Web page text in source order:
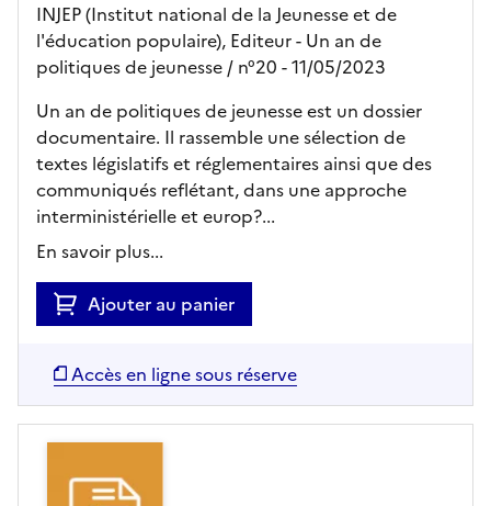
INJEP (Institut national de la Jeunesse et de
l'éducation populaire), Editeur- Un an de
politiques de jeunesse / n°20 - 11/05/2023
Un an de politiques de jeunesse est un dossier
documentaire. Il rassemble une sélection de
textes législatifs et réglementaires ainsi que des
communiqués reflétant, dans une approche
interministérielle et europ?...
En savoir plus...
Ajouter au panier
Accès en ligne sous réserve